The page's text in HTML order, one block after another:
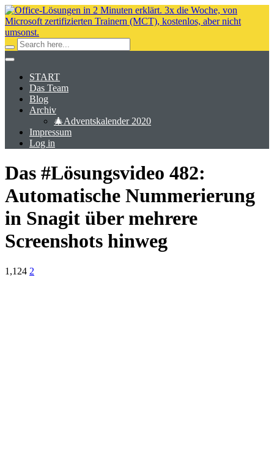
START
Das Team
Blog
Archiv
🎄Adventskalender 2020
Impressum
Log in
Das #Lösungsvideo 482:
Automatische Nummerierung
in Snagit über mehrere
Screenshots hinweg
1,124 2